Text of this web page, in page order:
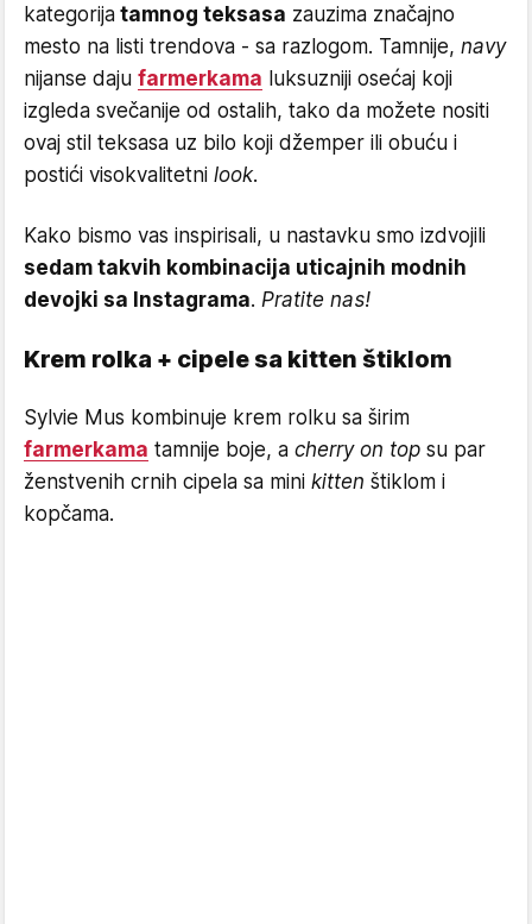
kategorija tamnog teksasa zauzima značajno
mesto na listi trendova - sa razlogom. Tamnije, navy
nijanse daju farmerkama luksuzniji osećaj koji
izgleda svečanije od ostalih, tako da možete nositi
ovaj stil teksasa uz bilo koji džemper ili obuću i
postići visokvalitetni look.
Kako bismo vas inspirisali, u nastavku smo izdvojili
sedam takvih kombinacija uticajnih modnih
devojki sa Instagrama. Pratite nas!
Krem rolka + cipele sa kitten štiklom
Sylvie Mus kombinuje krem rolku sa širim
farmerkama tamnije boje, a cherry on top su par
ženstvenih crnih cipela sa mini kitten štiklom i
kopčama.